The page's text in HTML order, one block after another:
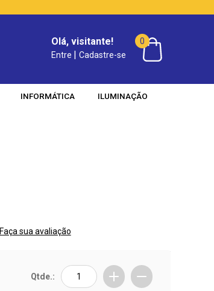
Olá, visitante!
Entre | Cadastre-se
0
INFORMÁTICA ILUMINAÇÃO
Faça sua avaliação
Qtde.: